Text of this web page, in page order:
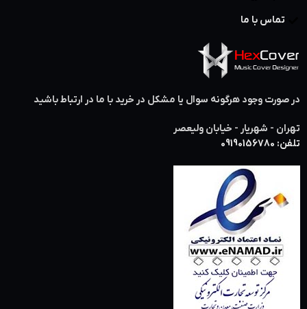
تماس با ما
در صورت وجود هرگونه سوال یا مشکل در خرید با ما در ارتباط باشید
تهران - شهریار - خیابان ولیعصر
تلفن: 09190156780